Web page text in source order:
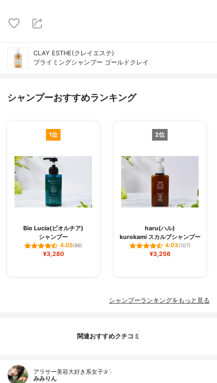
CLAY ESTHE(クレイエステ)
プライミングシャンプー ゴールドクレイ
シャンプーおすすめランキング
1位
Bio Lucia(ビオルチア)
シャンプー
4.05(86)
¥3,280
2位
haru(ハル)
kurokami スカルプシャンプー
4.03(107)
¥3,256
シャンプーランキングをもっと見る
関連おすすめクチコミ
アラサー美容大好き系女子✰ˊ˗
みみりん